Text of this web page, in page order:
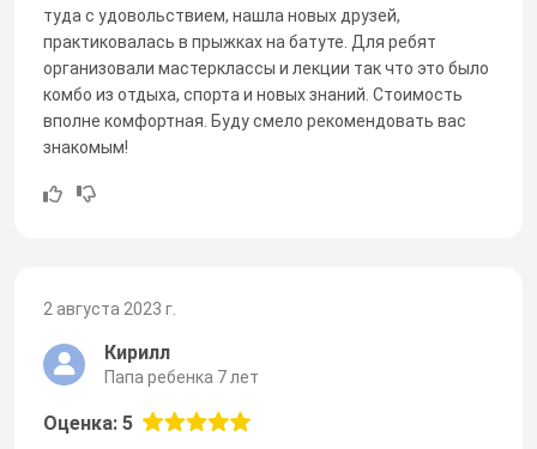
туда с удовольствием, нашла новых друзей,
практиковалась в прыжках на батуте. Для ребят
организовали мастерклассы и лекции так что это было
комбо из отдыха, спорта и новых знаний. Стоимость
вполне комфортная. Буду смело рекомендовать вас
знакомым!
2 августа 2023 г.
Кирилл
Папа ребенка 7 лет
Оценка: 5